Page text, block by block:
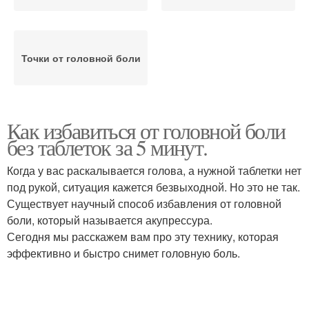
Точки от головной боли
Как избавиться от головной боли
без таблеток за 5 минут.
Когда у вас раскалывается голова, а нужной таблетки нет
под рукой, ситуация кажется безвыходной. Но это не так.
Существует научный способ избавления от головной
боли, который называется акупрессура.
Сегодня мы расскажем вам про эту технику, которая
эффективно и быстро снимет головную боль.